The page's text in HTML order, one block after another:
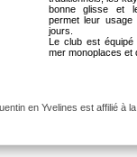
bonne glisse et
permet leur
jours.
Le club est
mer monoplaces et
en Yvelines est affilié à la